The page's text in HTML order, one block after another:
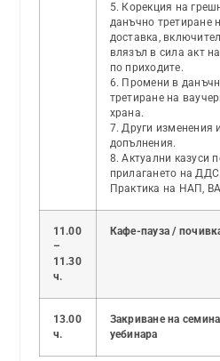
5. Корекция на
данъчно третиране
доставка,
влязъл в сила акт
по приходите.
6. Промени в
третиране на
храна.
7. Други изменения и
допълнения.
8. Актуални казуси
прилагането на ДДС.
Практика на НАП,
11.00
–
11.30
ч.
Кафе-пауза /
13.00
ч.
Закриване на
уебинара